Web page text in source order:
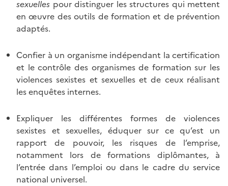
sexuelles pour distinguer les structures qui mettent
en œuvre des outils de formation et de prévention
adaptés.
Confier à un organisme indépendant la certification
et le contrôle des organismes de formation sur les
violences sexistes et sexuelles et de ceux réalisant
les enquêtes internes.
Expliquer les différentes formes de violences
sexistes et sexuelles, éduquer sur ce qu’est un
rapport de pouvoir, les risques de l’emprise,
notamment lors de formations diplômantes, à
l’entrée dans l’emploi ou dans le cadre du service
national universel.